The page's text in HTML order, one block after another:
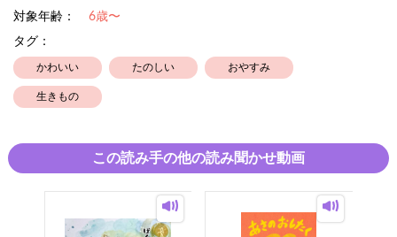
対象年齢：
6歳〜
タグ：
かわいい たのしい おやすみ
生きもの
この読み手の他の読み聞かせ動画